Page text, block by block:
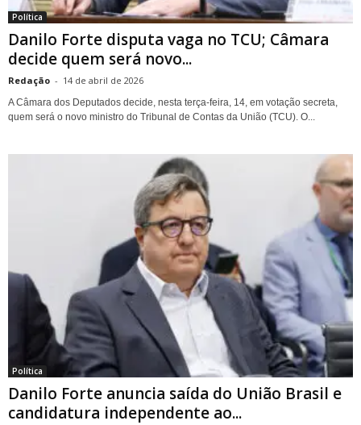
Política
Danilo Forte disputa vaga no TCU; Câmara
decide quem será novo...
Redação - 14 de abril de 2026
A Câmara dos Deputados decide, nesta terça-feira, 14, em votação secreta,
quem será o novo ministro do Tribunal de Contas da União (TCU). O...
Política
Danilo Forte anuncia saída do União Brasil e
candidatura independente ao...